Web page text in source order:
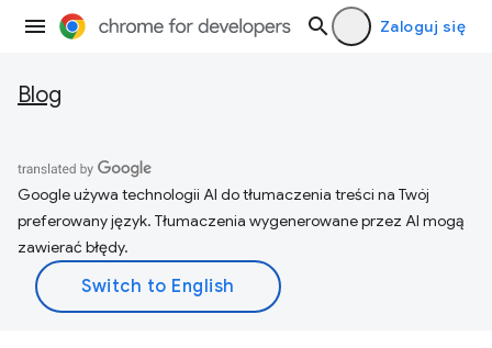
Zaloguj się
Blog
Google używa technologii AI do tłumaczenia treści na Twój
preferowany język. Tłumaczenia wygenerowane przez AI mogą
zawierać błędy.